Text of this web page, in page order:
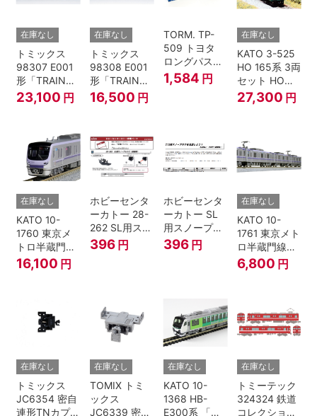
在庫なし
トミックス
98307 E001
形「TRAIN
SUITE四季
島」基本セッ
23,100 円
在庫なし
トミックス
98308 E001
形「TRAIN
SUITE四季
島」増結セッ
模型
16,500 円
TORM. TP-
509 トヨタ
ロングパスエ
クスプレス
U55A-39500
1,584 円
在庫なし
KATO 3-525
HO 165系 3両
セット HOゲ
ージ
27,300 円
在庫なし
KATO 10-
1760 東京メ
トロ半蔵門線
18000系 基本
6両セット N
16,100 円
ホビーセンタ
ーカトー 28-
262 SL用スノ
ープロウ1 前
面用 Nゲージ
396 円
ホビーセンタ
ーカトー SL
用スノープロ
ウ① 前面用
396 円
在庫なし
KATO 10-
1761 東京メト
ロ半蔵門線
18000系 増結
4両セット N
6,800 円
在庫なし
トミックス
JC6354 密自
連形TNカプラ
在庫なし
TOMIX トミ
ックス
JC6339 密連
在庫なし
KATO 10-
1368 HB-
E300系 「リ
在庫なし
トミーテック
324324 鉄道
コレクション